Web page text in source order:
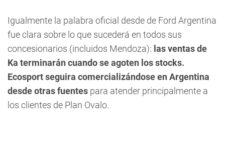
Igualmente la palabra oficial desde de Ford Argentina
fue clara sobre lo que sucederá en todos sus
concesionarios (incluidos Mendoza): las ventas de
Ka terminarán cuando se agoten los stocks.
Ecosport seguira comercializándose en Argentina
desde otras fuentes para atender principalmente a
los clientes de Plan Ovalo.